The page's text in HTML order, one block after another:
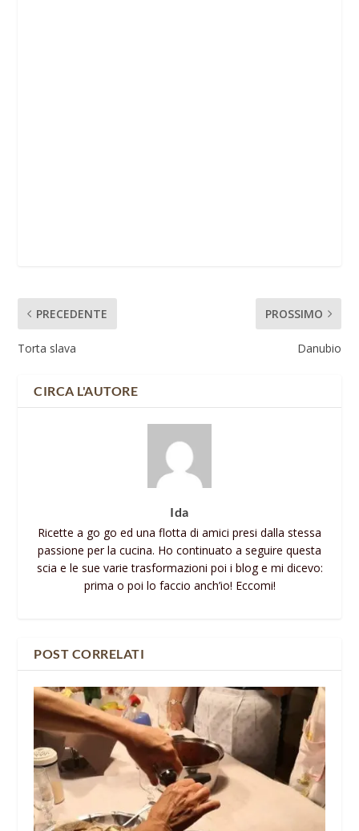
PRECEDENTE
Torta slava
PROSSIMO
Danubio
CIRCA L'AUTORE
Ida
Ricette a go go ed una flotta di amici presi dalla stessa
passione per la cucina. Ho continuato a seguire questa
scia e le sue varie trasformazioni poi i blog e mi dicevo:
prima o poi lo faccio anch’io! Eccomi!
POST CORRELATI